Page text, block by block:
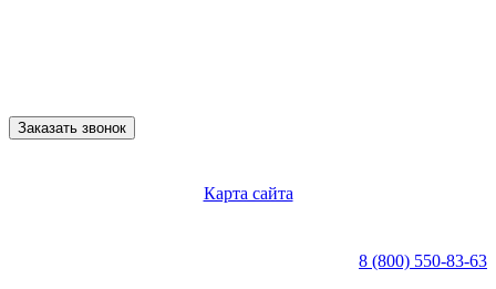
Заказать звонок
Карта сайта
8 (800) 550-83-63